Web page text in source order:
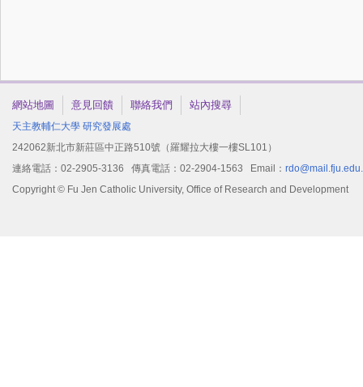
網站地圖 意見回饋 聯絡我們 站內搜尋
天主教輔仁大學 研究發展處
242062新北市新莊區中正路510號（羅耀拉大樓一樓SL101）
連絡電話：02-2905-3136 傳真電話：02-2904-1563 Email：
Copyright © Fu Jen Catholic University, Office of Research and Development